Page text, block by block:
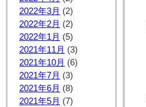
2022年3月 (2)
2022年2月 (2)
2022年1月 (5)
2021年11月 (3)
2021年10月 (6)
2021年7月 (3)
2021年6月 (8)
2021年5月 (7)